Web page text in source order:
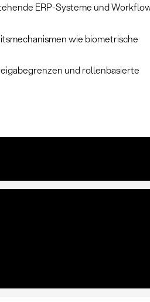
ERP-Systeme und
wie biometrische
und rollenbasierte